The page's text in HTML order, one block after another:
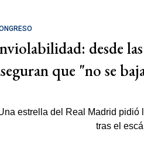
desde
que "no se